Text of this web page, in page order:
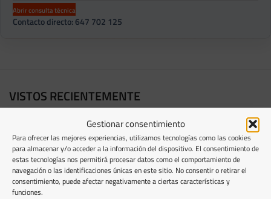
Gestionar consentimiento
Para ofrecer las mejores experiencias, utilizamos tecnologías como las cookies
para almacenar y/o acceder a la información del dispositivo. El consentimiento de
estas tecnologías nos permitirá procesar datos como el comportamiento de
navegación o las identificaciones únicas en este sitio. No consentir o retirar el
consentimiento, puede afectar negativamente a ciertas características y
funciones.
Abrir consulta técnica
Contacto directo: 647 702 125
VISTOS RECIENTEMENTE
PRODUCTOS RELACIONADOS